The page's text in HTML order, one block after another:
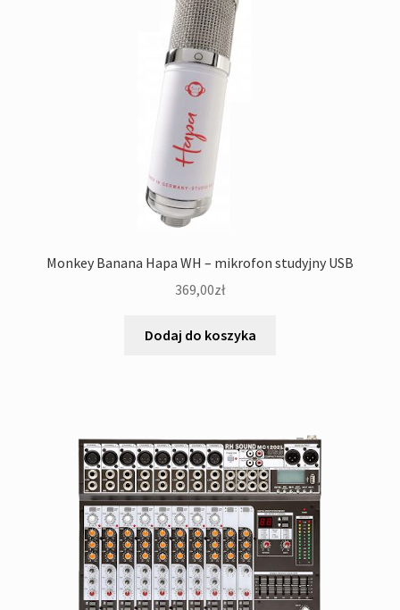
Monkey Banana Hapa WH – mikrofon studyjny USB
369,00zł
Dodaj do koszyka